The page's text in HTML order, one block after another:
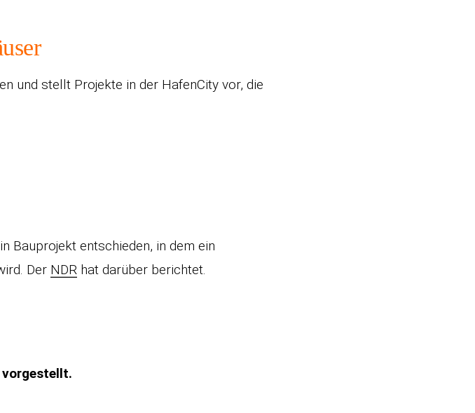
und stellt Projekte in der HafenCity vor, die
Bauprojekt entschieden, in dem ein
Der NDR hat darüber berichtet.